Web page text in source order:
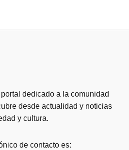
dedicado a la comunidad
desde actualidad y noticias
y cultura.
de contacto es: